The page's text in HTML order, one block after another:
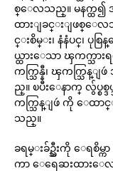
စ္ေလသည္။ မနက္ထ၍
ထားျခင္းျဖစ္ေလသည္
င္းစိမ္း၊ နံနံပင္၊
ယ္ထားေသာ ၾကက္သ
ကက္သြန္နီ၊ ၾကက္သြန္ျ
ည္။ ၿပီးေနာက္ လွ်ပ္စ
ကက္သြန္ျဖဴ ကို ေထာ
သည္။
ခရမ္းခ်ဥ္သီးကို ေရစိ
ကာ ေရေဆးထားေ